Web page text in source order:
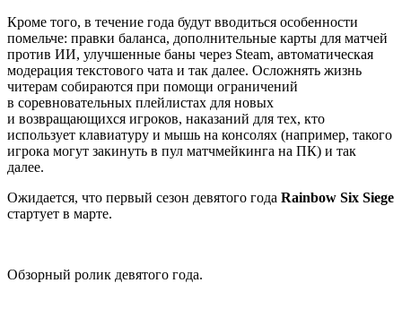
Кроме того, в течение года будут вводиться особенности
помельче: правки баланса, дополнительные карты для матчей
против ИИ, улучшенные баны через Steam, автоматическая
модерация текстового чата и так далее. Осложнять жизнь
читерам собираются при помощи ограничений
в соревновательных плейлистах для новых
и возвращающихся игроков, наказаний для тех, кто
использует клавиатуру и мышь на консолях (например, такого
игрока могут закинуть в пул матчмейкинга на ПК) и так
далее.
Ожидается, что первый сезон девятого года Rainbow Six Siege
стартует в марте.
Обзорный ролик девятого года.